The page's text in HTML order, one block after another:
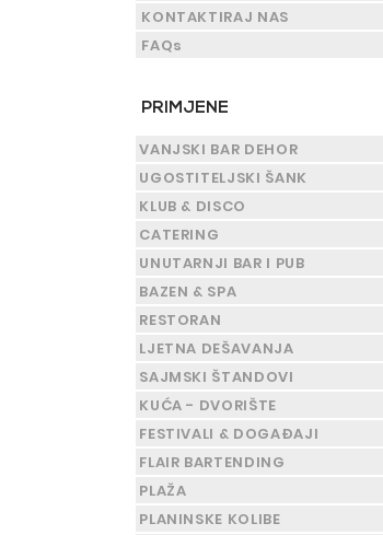
KONTAKTIRAJ NAS
FAQs
PRIMJENE
VANJSKI BAR DEHOR
UGOSTITELJSKI ŠANK
KLUB & DISCO
CATERING
UNUTARNJI BAR I PUB
BAZEN & SPA
RESTORAN
LJETNA DEŠAVANJA
SAJMSKI ŠTANDOVI
KUĆA - DVORIŠTE
FESTIVALI & DOGAĐAJI
FLAIR BARTENDING
PLAŽA
PLANINSKE KOLIBE